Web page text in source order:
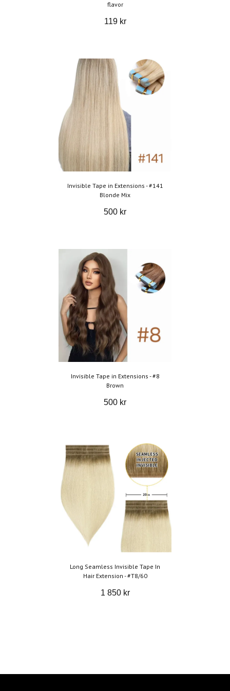
flavor
119 kr
Invisible Tape in Extensions - #141
Blonde Mix
500 kr
Invisible Tape in Extensions - #8
Brown
500 kr
Long Seamless Invisible Tape In
Hair Extension - #T8/60
1 850 kr